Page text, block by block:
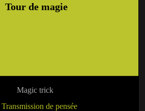
Tour de magie
Transmission de pensée